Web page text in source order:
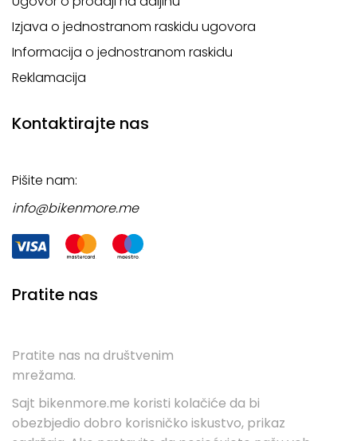
Izjava o jednostranom raskidu ugovora
Informacija o jednostranom raskidu
Reklamacija
Kontaktirajte nas
Pišite nam:
info@bikenmore.me
Pratite nas
Pratite nas na društvenim
mrežama.
Sajt bikenmore.me koristi kolačiće da bi
obezbjedio dobro korisničko iskustvo, prikaz